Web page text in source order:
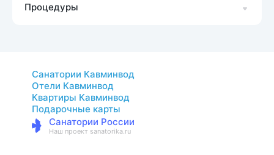
Процедуры
Санатории Кавминвод
Отели Кавминвод
Квартиры Кавминвод
Подарочные карты
Санатории России
Наш проект sanatorika.ru